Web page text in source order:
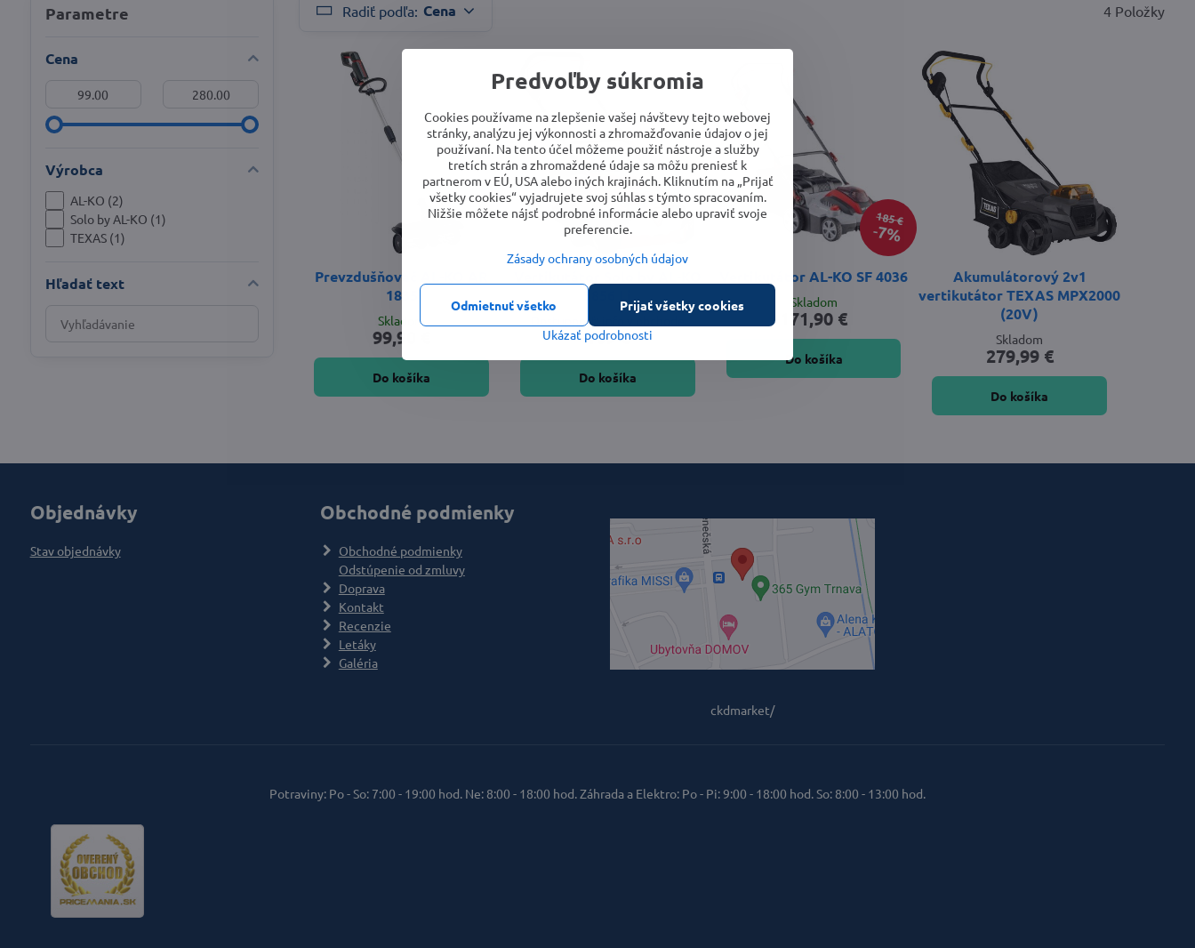
Radiť podľa: Cena 4 Položky
Prevzdušňovač AL-KO AR
1835
Skladom
99,90 €
Do košíka
3856 Li
Dostupnosť: info v obchode
169 €
Do košíka
185 €
7%
Vertikutátor AL-KO SF 4036
Skladom
171,90 €
Do košíka
Akumulátorový 2v1
vertikutátor TEXAS MPX2000
(20V)
Skladom
279,99 €
Do košíka
Parametre
Cena
Výrobca
AL-KO (2)
Solo by AL-KO (1)
TEXAS (1)
Hľadať text
Prehľadať
výsledky
Objednávky
Stav objednávky
Obchodné podmienky
Obchodné podmienky
Odstúpenie od zmluvy
Doprava
Kontakt
Recenzie
Letáky
Galéria
ckdmarket/
Potraviny: Po - So: 7:00 - 19:00 hod. Ne: 8:00 - 18:00 hod. Záhrada a Elektro: Po - Pi: 9:00 - 18:00 hod. So: 8:00 - 13:00 hod.
Predvoľby súkromia
Cookies používame na zlepšenie vašej návštevy tejto webovej
stránky, analýzu jej výkonnosti a zhromažďovanie údajov o jej
používaní. Na tento účel môžeme použiť nástroje a služby
tretích strán a zhromaždené údaje sa môžu preniesť k
partnerom v EÚ, USA alebo iných krajinách. Kliknutím na „Prijať
všetky cookies“ vyjadrujete svoj súhlas s týmto spracovaním.
Nižšie môžete nájsť podrobné informácie alebo upraviť svoje
preferencie.
Zásady ochrany osobných údajov
Ukázať podrobnosti
Prijať všetky cookies
Odmietnuť všetko